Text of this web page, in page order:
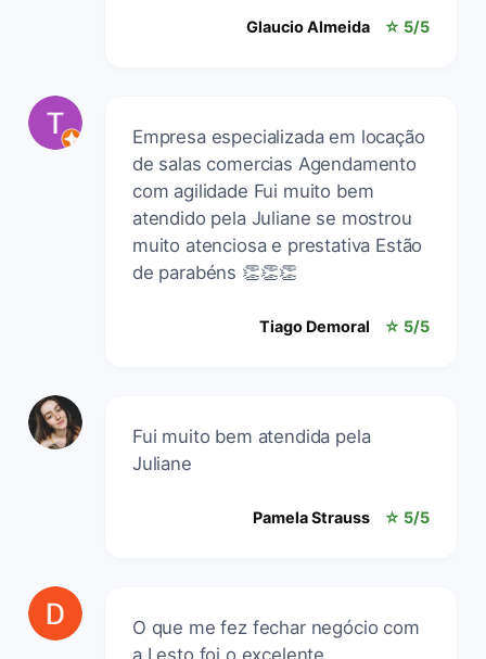
Glaucio Almeida ☆ 5/5
Empresa especializada em locação
de salas comercias Agendamento
com agilidade Fui muito bem
atendido pela Juliane se mostrou
muito atenciosa e prestativa Estão
de parabéns 👏👏👏
Tiago Demoral ☆ 5/5
Fui muito bem atendida pela
Juliane
Pamela Strauss ☆ 5/5
O que me fez fechar negócio com
a Lesto foi o excelente